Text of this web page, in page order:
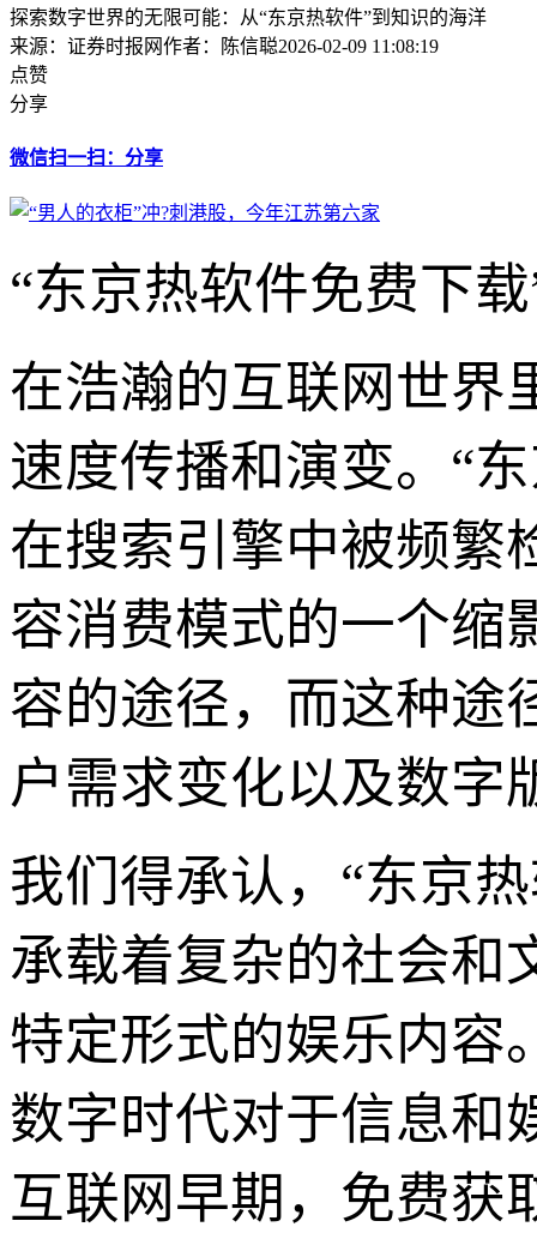
探索数字世界的无限可能：从“东京热软件”到知识的海洋
来源：证券时报网作者：陈信聪2026-02-09 11:08:19
点赞
分享
微信扫一扫：分享
“东京热软件免费下
在浩瀚的互联网世界
速度传播和演变。“
在搜索引擎中被频繁
容消费模式的一个缩
容的途径，而这种途
户需求变化以及数字
我们得承认，“东京
承载着复杂的社会和
特定形式的娱乐内容
数字时代对于信息和
互联网早期，免费获